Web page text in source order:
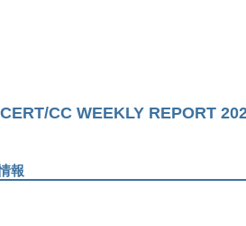
CC WEEKLY REPORT
報